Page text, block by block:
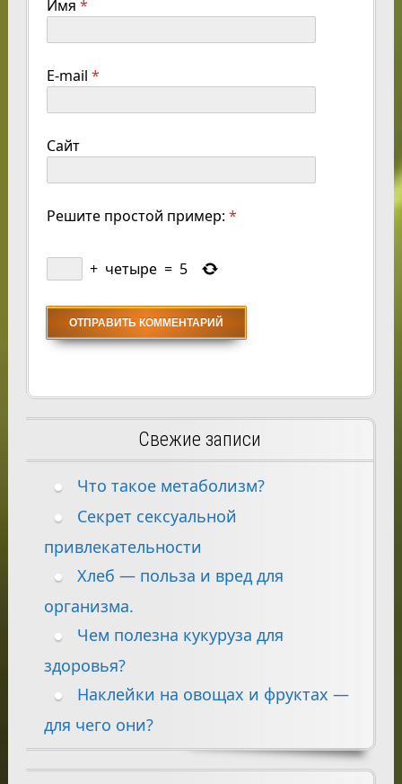
Имя *
E-mail *
Сайт
Решите простой пример: *
+ четыре = 5
Свежие записи
Что такое метаболизм?
Секрет сексуальной
привлекательности
Хлеб — польза и вред для
организма.
Чем полезна кукуруза для
здоровья?
Наклейки на овощах и фруктах —
для чего они?